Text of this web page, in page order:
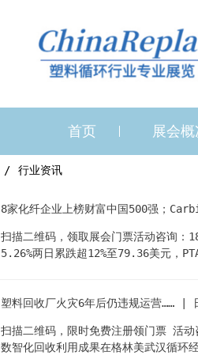
首页 展会
行业资讯
8家化纤企业上榜财富中国500强；
扫描二维码，领取展会门票活动咨询：
5.26%两日累跌超12%至79.36美元，
190℃、近中性水相、无需有机溶剂和强
塑料回收厂火灾6年后仍违规运营…… |
扫描二维码，限时免费注册领门票 活
数智化回收利用成果在格林美武汉循环